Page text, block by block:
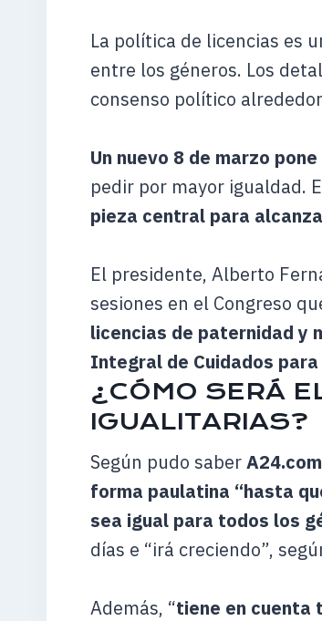
La política de licencias es
entre los géneros. Los
consenso político
Un nuevo 8 de marzo
pedir por mayor igualdad.
pieza central para
El presidente, Alberto
sesiones en el Congreso
licencias de paternidad y
Integral de Cuidados
¿CÓMO SERÁ
IGUALITARIAS?
Según pudo saberA24.com
forma paulatina “hasta
sea igual para todos los
días e “irá creciendo”,
Además, “tiene en cuenta